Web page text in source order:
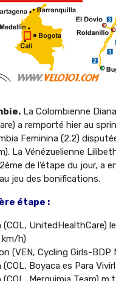
La Colombienne
a remporté hier au
Feminina (2.2)
La Vénézuelienne
de l’étape du jour, a
jeu des bonifications.
étape :
(COL, UnitedHealthCare)
km/h)
(VEN, Cycling Girls-BDP
(COL, Boyaca es Para